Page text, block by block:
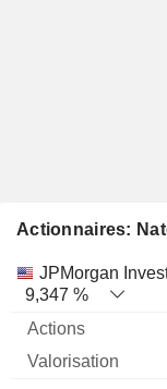
Actionnaires:
Nom Actions %
JPMorgan
9,347 %